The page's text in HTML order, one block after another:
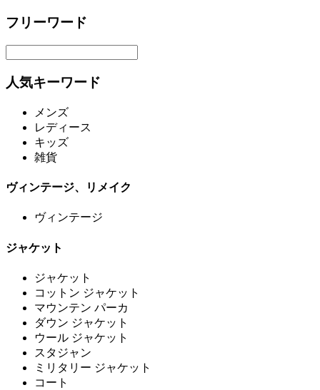
フリーワード
人気キーワード
メンズ
レディース
キッズ
雑貨
ヴィンテージ、リメイク
ヴィンテージ
ジャケット
ジャケット
コットン ジャケット
マウンテン パーカ
ダウン ジャケット
ウール ジャケット
スタジャン
ミリタリー ジャケット
コート